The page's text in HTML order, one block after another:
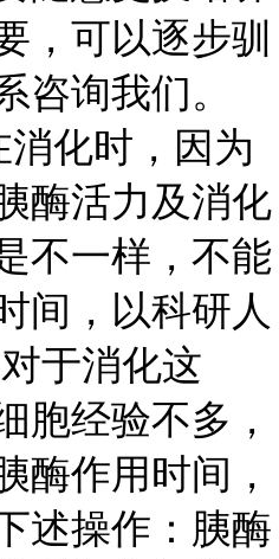
，可以逐步驯
咨询我们。
化时，因为
酶活力及消化
不一样，不能
间，以科研人
于消化这
胞经验不多，
酶作用时间，
述操作：胰酶